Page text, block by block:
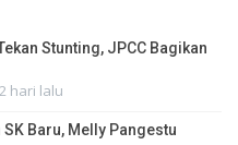
Stunting, JPCC Bagikan
2 hari lalu
Baru, Melly Pangestu